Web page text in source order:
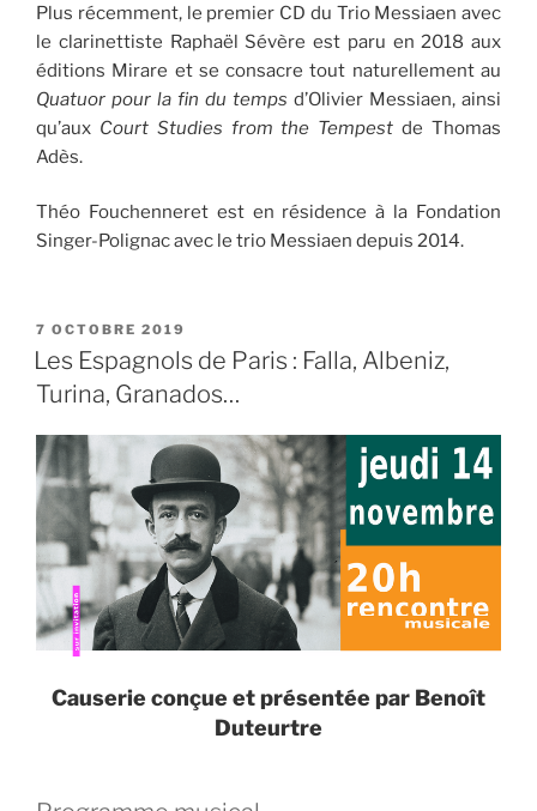
Plus récemment, le premier CD du Trio Messiaen avec
le clarinettiste Raphaël Sévère est paru en 2018 aux
éditions Mirare et se consacre tout naturellement au
Quatuor pour la fin du temps d’Olivier Messiaen, ainsi
qu’aux Court Studies from the Tempest de Thomas
Adès.
Théo Fouchenneret est en résidence à la Fondation
Singer-Polignac avec le trio Messiaen depuis 2014.
PUBLIÉ
LE
7 OCTOBRE 2019
Les Espagnols de Paris : Falla, Albeniz,
Turina, Granados…
Causerie conçue et présentée par Benoît
Duteurtre